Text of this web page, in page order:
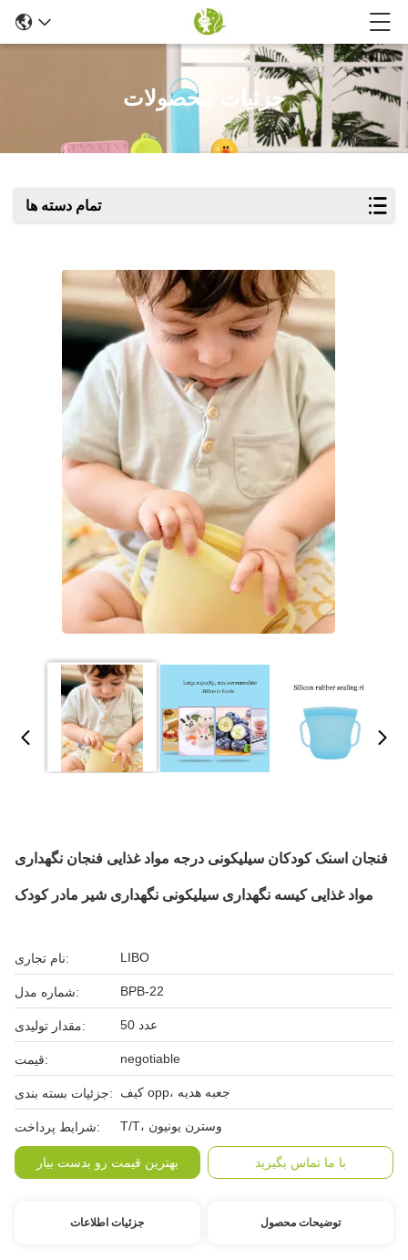
جزئیات محصولات
تمام دسته ها
فنجان اسنک کودکان سیلیکونی درجه مواد غذایی فنجان نگهداری
مواد غذایی کیسه نگهداری سیلیکونی نگهداری شیر مادر کودک
نام تجاری: LIBO
شماره مدل: BPB-22
مقدار تولیدی: 50 عدد
قیمت: negotiable
جزئیات بسته بندی: کیف opp، جعبه هدیه
شرایط پرداخت: T/T، وسترن یونیون
بهترین قیمت رو بدست بیار با ما تماس بگیرید
جزئیات اطلاعات توضیحات محصول